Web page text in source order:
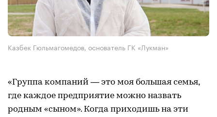
Казбек Гюльмагомедов, основатель ГК «Лукман»
«Группа компаний — это моя большая семья,
где каждое предприятие можно назвать
родным «сыном». Когда приходишь на эти